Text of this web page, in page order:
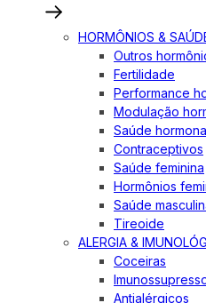
HORMÔNIOS &
Outros
Fertilidade
Performance
Modulação
Saúde
Contraceptivos
Saúde feminina
Hormônios
Saúde
Tireoide
ALERGIA &
Coceiras
Antialérgicos